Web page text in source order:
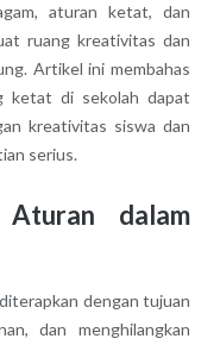
aturan ketat, dan
ruang kreativitas dan
Artikel ini membahas
ketat di sekolah dapat
kreativitas siswa dan
serius.
dalam
dengan tujuan
dan menghilangkan